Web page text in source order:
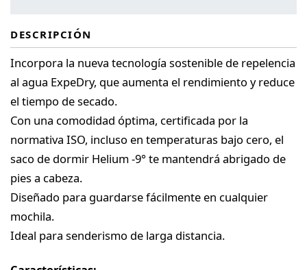
DESCRIPCIÓN
Incorpora la nueva tecnología sostenible de repelencia
al agua ExpeDry, que aumenta el rendimiento y reduce
el tiempo de secado.
Con una comodidad óptima, certificada por la
normativa ISO, incluso en temperaturas bajo cero, el
saco de dormir Helium -9° te mantendrá abrigado de
pies a cabeza.
Diseñado para guardarse fácilmente en cualquier
mochila.
Ideal para senderismo de larga distancia.